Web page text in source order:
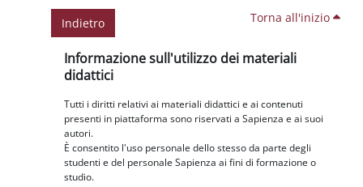
Indietro Torna all'inizio
Blocchi
Informazione sull'utilizzo dei materiali
didattici
Tutti i diritti relativi ai materiali didattici e ai contenuti
presenti in piattaforma sono riservati a Sapienza e ai suoi
autori.
È consentito l'uso personale dello stesso da parte degli
studenti e del personale Sapienza ai fini di formazione o
studio.